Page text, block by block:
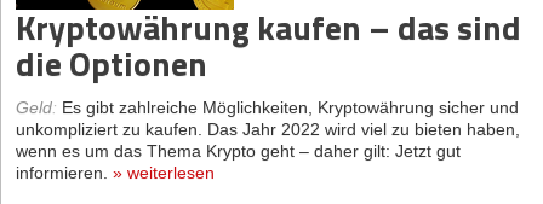
Kryptowährung kaufen – das sind
die Optionen
Geld: Es gibt zahlreiche Möglichkeiten, Kryptowährung sicher und
unkompliziert zu kaufen. Das Jahr 2022 wird viel zu bieten haben,
wenn es um das Thema Krypto geht – daher gilt: Jetzt gut
informieren. » weiterlesen